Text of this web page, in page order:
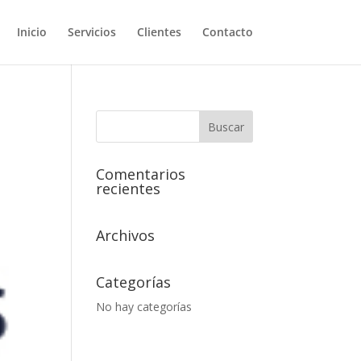
Inicio Servicios Clientes Contacto
Comentarios
recientes
Archivos
Categorías
No hay categorías